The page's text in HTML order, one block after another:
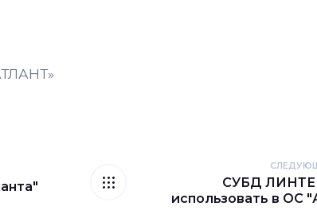
СУБД
использовать в ОС